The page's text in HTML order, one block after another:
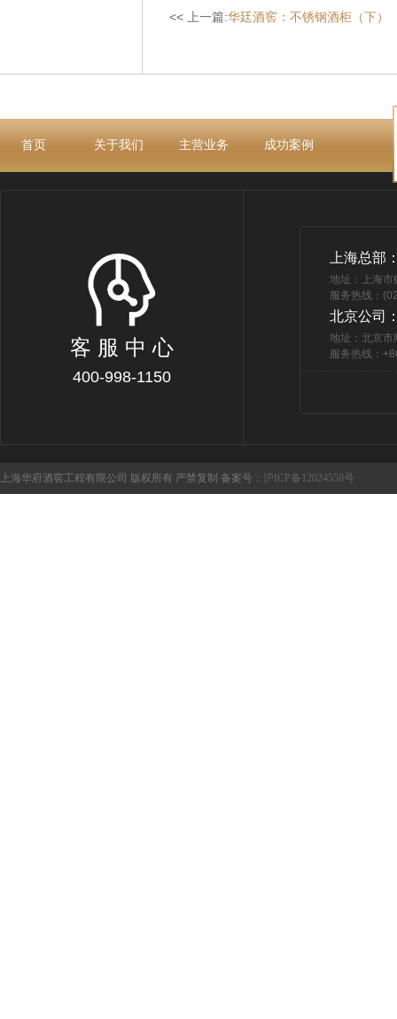
<< 上一篇:华廷酒窖：不锈钢酒柜（下）
首页 关于我们 主营业务 成功案例
客 服 中 心
400-998-1150
上海总部
地址：上海
服务热线：
北京公司
地址：北京市
服务热线：
上海华府酒窖工程有限公司 版权所有 严禁复制 备案号： 沪ICP备12024558号